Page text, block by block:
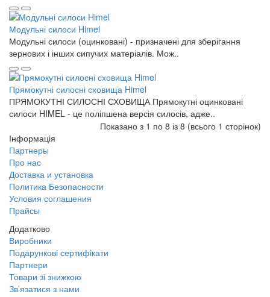
Модульні силоси Himel
Модульні силоси (оцинковані) - призначені для зберігання
зернових і інших сипучих матеріалів. Мож..
Прямокутні силосні сховища Himel
ПРЯМОКУТНІ СИЛОСНІ СХОВИЩА Прямокутні оцинковані
силоси HIMEL - це поліпшена версія силосів, адже..
Показано з 1 по 8 із 8 (всього 1 сторінок)
Інформація
Партнеры
Про нас
Доставка и установка
Политика Безопасности
Условия соглашения
Прайсы
Додатково
Виробники
Подарункові сертифікати
Партнери
Товари зі знижкою
Зв’язатися з нами